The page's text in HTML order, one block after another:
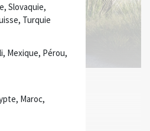
Slovaquie,
Turquie
Mexique, Pérou,
Maroc,